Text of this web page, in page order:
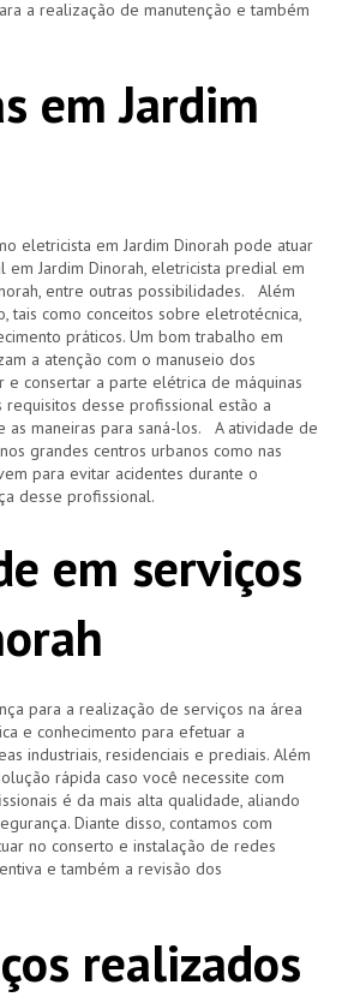
a realização de manutenção e também
em Jardim
eletricista em Jardim Dinorah pode atuar
Jardim Dinorah, eletricista predial em
entre outras possibilidades. Além
tais como conceitos sobre eletrotécnica,
práticos. Um bom trabalho em
a atenção com o manuseio dos
e consertar a parte elétrica de máquinas
desse profissional estão a
maneiras para saná-los. A atividade de
grandes centros urbanos como nas
para evitar acidentes durante o
desse profissional.
em serviços
para a realização de serviços na área
e conhecimento para efetuar a
industriais, residenciais e prediais. Além
rápida caso você necessite com
é da mais alta qualidade, aliando
Diante disso, contamos com
no conserto e instalação de redes
e também a revisão dos
realizados